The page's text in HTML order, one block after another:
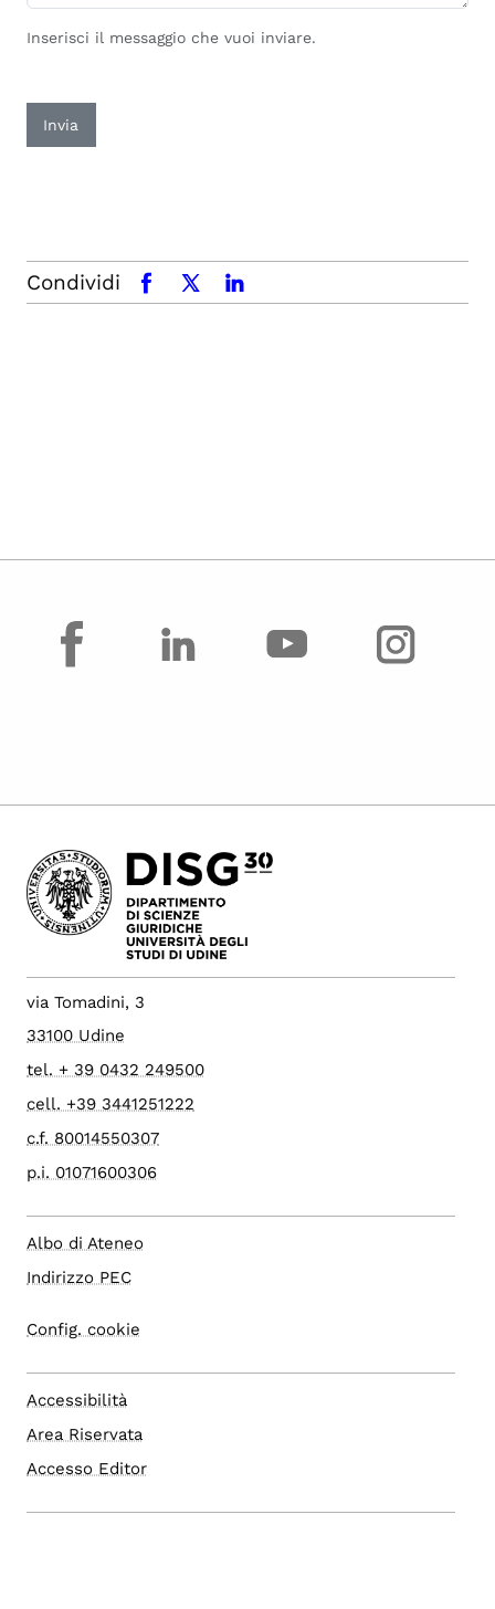
Inserisci il messaggio che vuoi inviare.
Invia
Condividi facebookx.comlinkedin
facebook
via Tomadini, 3
33100 Udine
tel. + 39 0432 249500
cell. +39 3441251222
c.f. 80014550307
p.i. 01071600306
Albo di Ateneo
Indirizzo PEC
Config. cookie
Accessibilità
Area Riservata
Accesso Editor